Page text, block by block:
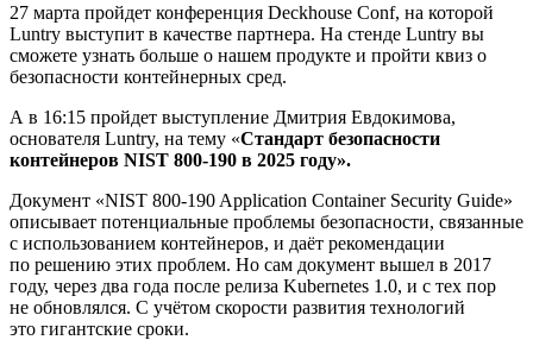
27 марта пройдет конференция Deckhouse Conf, на которой
Luntry выступит в качестве партнера. На стенде Luntry вы
сможете узнать больше о нашем продукте и пройти квиз о
безопасности контейнерных сред.
А в 16:15 пройдет выступление Дмитрия Евдокимова,
основателя Luntry, на тему «Стандарт безопасности
контейнеров NIST 800-190 в 2025 году».
Документ «NIST 800-190 Application Container Security Guide»
описывает потенциальные проблемы безопасности, связанные
с использованием контейнеров, и даёт рекомендации
по решению этих проблем. Но сам документ вышел в 2017
году, через два года после релиза Kubernetes 1.0, и с тех пор
не обновлялся. С учётом скорости развития технологий
это гигантские сроки.